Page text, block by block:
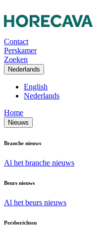
Contact
Perskamer
Zoeken
Nederlands
English
Nederlands
Home
Nieuws
Branche nieuws
Al het branche nieuws
Beurs nieuws
Al het beurs nieuws
Persberichten